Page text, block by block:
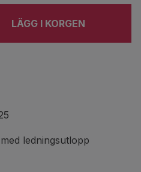
LÄGG I KORGEN
ledningsutlopp